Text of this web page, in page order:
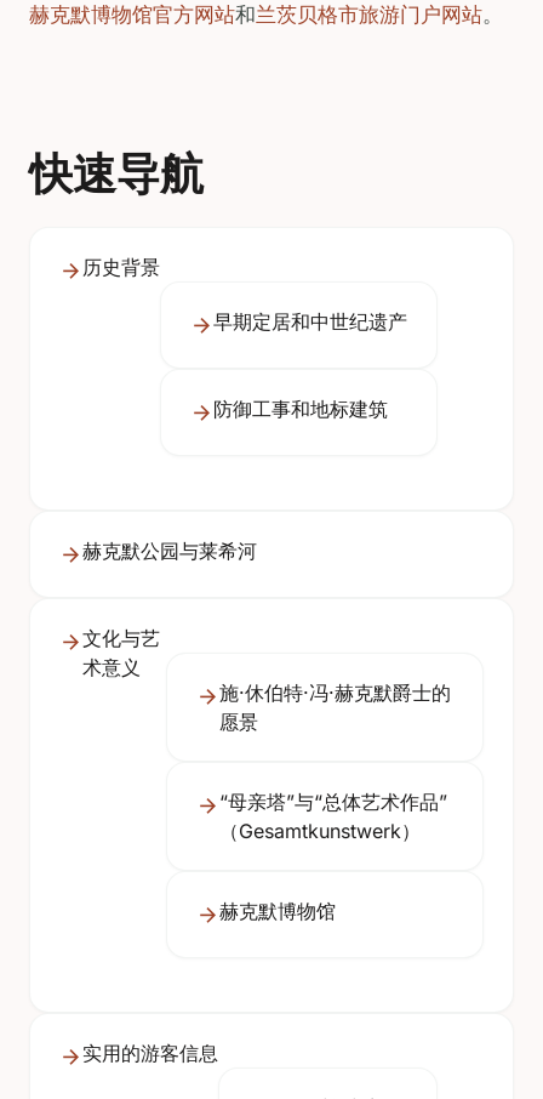
赫克默博物馆官方网站和兰茨贝格市旅游门户网站。
快速导航
历史背景
早期定居和中世纪遗产
防御工事和地标建筑
赫克默公园与莱希河
文化与艺
术意义
施·休伯特·冯·赫克默爵士的
愿景
“母亲塔”与“总体艺术作品”
（Gesamtkunstwerk）
赫克默博物馆
实用的游客信息